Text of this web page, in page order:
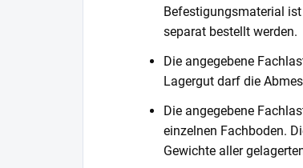
Befestigungsmaterial
separat bestellt werden.
Die angegebene
Lagergut darf die
Die angegebene
einzelnen Fachboden.
Gewichte aller